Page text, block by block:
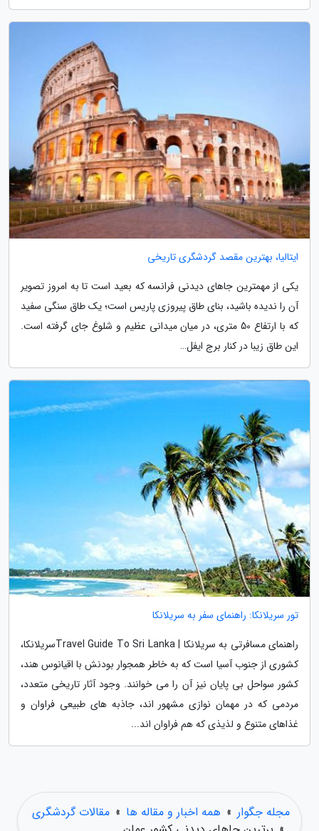
ایتالیا، بهترین مقصد گردشگری تاریخی
یکی از مهمترین جاهای دیدنی فرانسه که بعید است تا به امروز تصویر
آن را ندیده باشید، بنای طاق پیروزی پاریس است؛ یک طاق سنگی سفید
که با ارتفاع 50 متری، در میان میدانی عظیم و شلوغ جای گرفته است.
این طاق زیبا در کنار برج ایفل…
تور سریلانکا: راهنمای سفر به سریلانکا
راهنمای مسافرتی به سریلانکا | Travel Guide To Sri Lankaسریلانکا،
کشوری از جنوب آسیا است که به خاطر همجوار بودنش با اقیانوس هند،
کشور سواحل بی پایان نیز آن را می خوانند. وجود آثار تاریخی متعدد،
مردمی که در مهمان نوازی مشهور اند، جاذبه های طبیعی فراوان و
غذاهای متنوع و لذیذی که هم فراوان اند...
مجله جگوار » همه اخبار و مقاله ها » مقالات گردشگری